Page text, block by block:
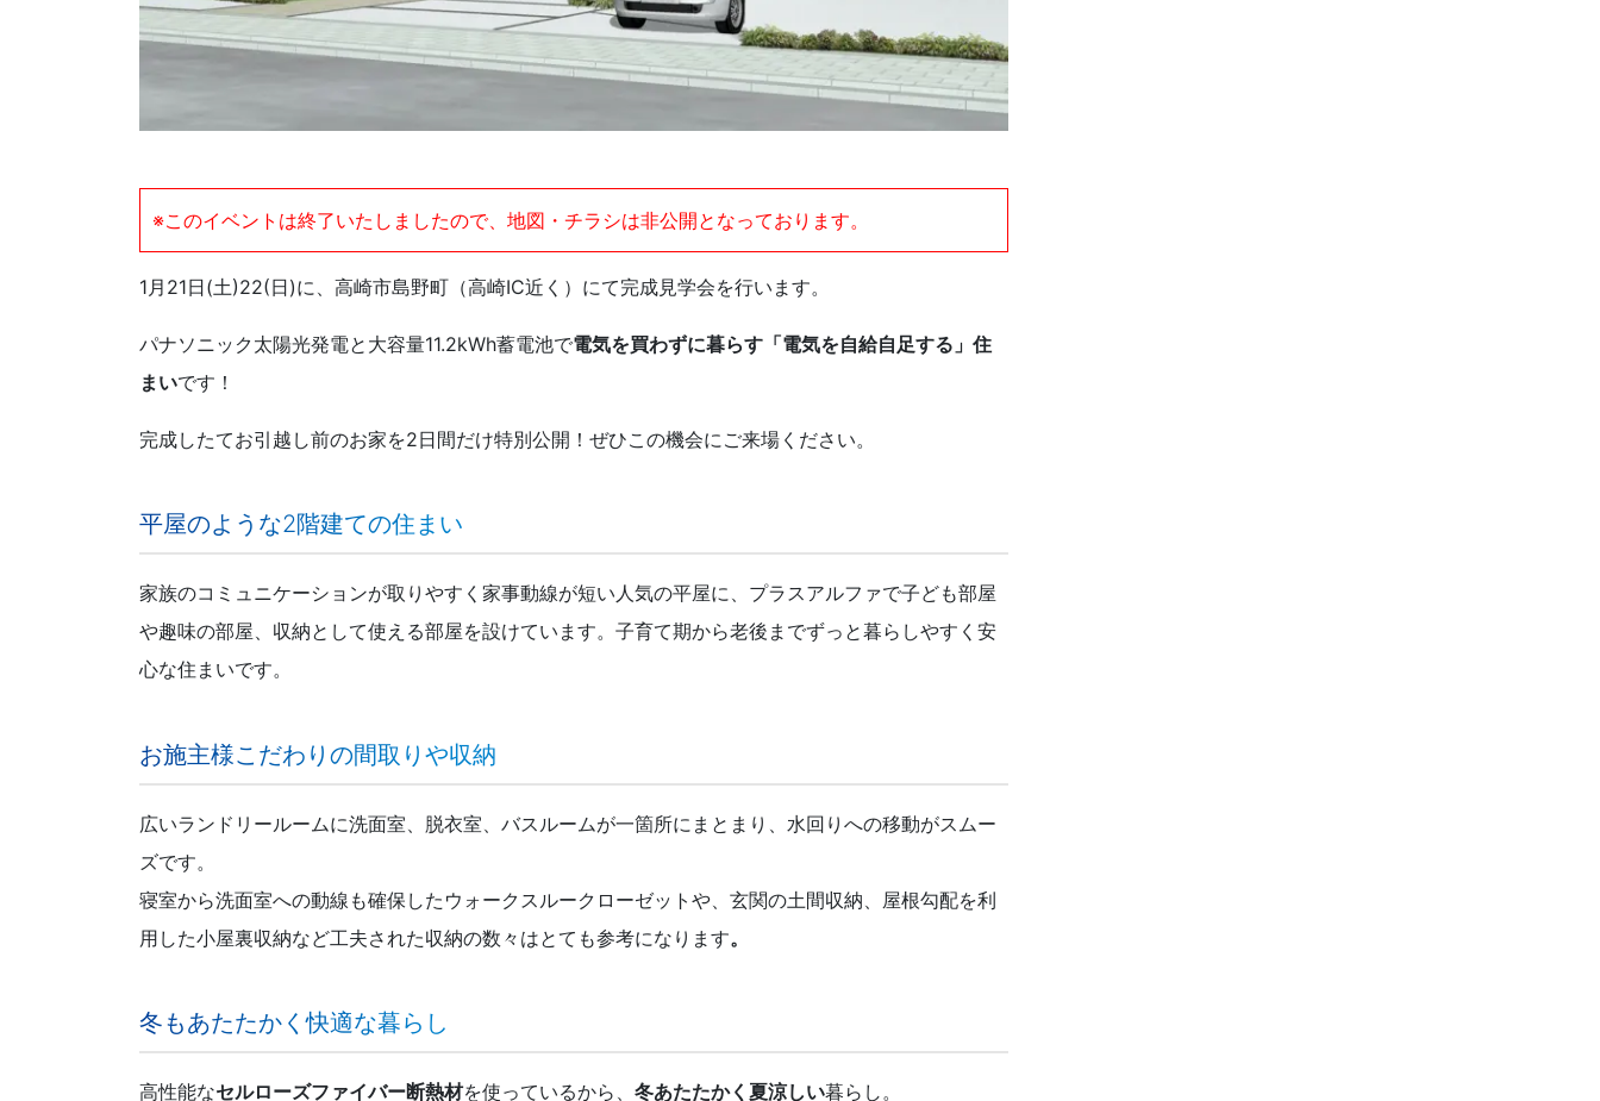
※このイベントは終了いたしましたので、地図・チラシは非公開となっております。
1月21日(土)22(日)に、高崎市島野町（高崎IC近く）にて完成見学会を行います。
パナソニック太陽光発電と大容量11.2kWh蓄電池で電気を買わずに暮らす「電気を自給自足する」住
まいです！
完成したてお引越し前のお家を2日間だけ特別公開！ぜひこの機会にご来場ください。
平屋のような2階建ての住まい
家族のコミュニケーションが取りやすく家事動線が短い人気の平屋に、プラスアルファで子ども部屋
や趣味の部屋、収納として使える部屋を設けています。子育て期から老後までずっと暮らしやすく安
心な住まいです。
お施主様こだわりの間取りや収納
広いランドリールームに洗面室、脱衣室、バスルームが一箇所にまとまり、水回りへの移動がスムー
ズです。
寝室から洗面室への動線も確保したウォークスルークローゼットや、玄関の土間収納、屋根勾配を利
用した小屋裏収納など工夫された収納の数々はとても参考になります。
冬もあたたかく快適な暮らし
高性能なセルローズファイバー断熱材を使っているから、 冬あたたかく夏涼しい暮らし。